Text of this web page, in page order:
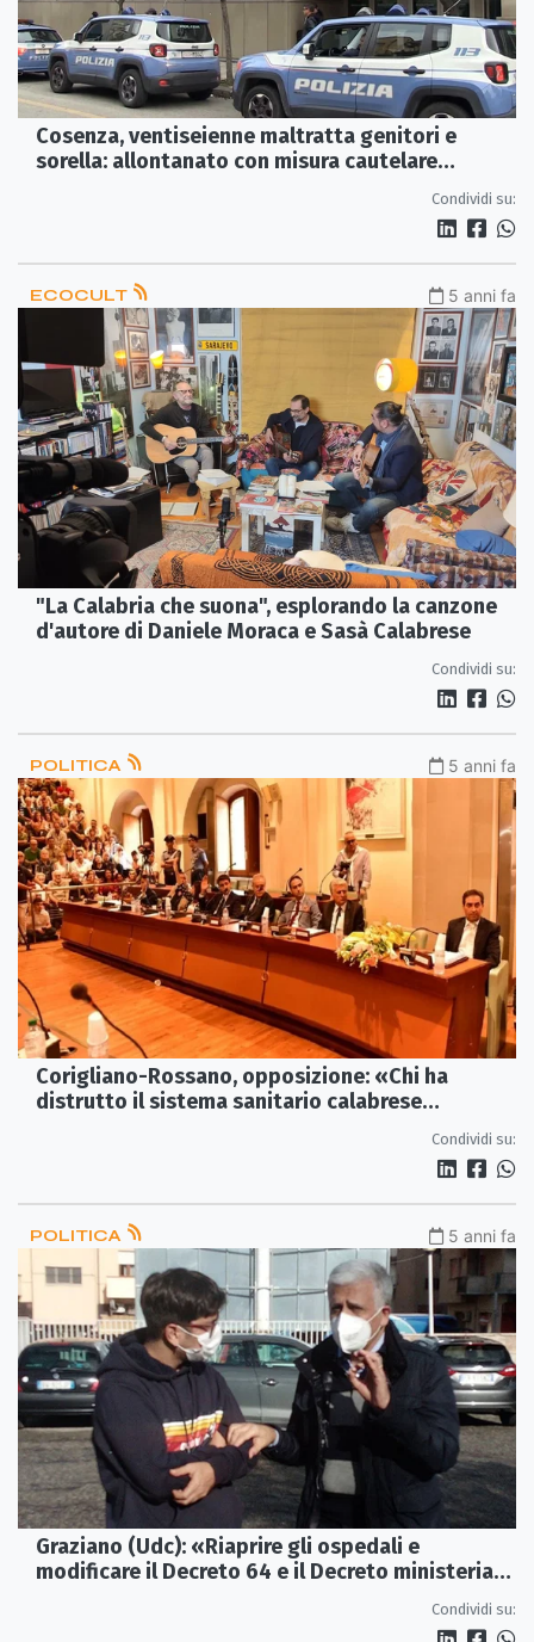
Cosenza, ventiseienne maltratta genitori e
sorella: allontanato con misura cautelare
Condividi su:
ECOCULT 5 anni fa
"La Calabria che suona", esplorando la canzone
d'autore di Daniele Moraca e Sasà Calabrese
Condividi su:
POLITICA 5 anni fa
Corigliano-Rossano, opposizione: «Chi ha
distrutto il sistema sanitario calabrese
Condividi su:
POLITICA 5 anni fa
Graziano (Udc): «Riaprire gli ospedali e
modificare il Decreto 64 e il Decreto ministeriale
Condividi su: